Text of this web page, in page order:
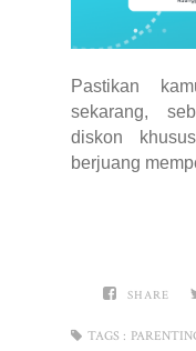
Pastikan
sekarang,
diskon
berjuang
SHARE
TAGS :